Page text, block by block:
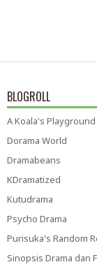
BLOGROLL
A Koala's Playground
Dorama World
Dramabeans
KDramatized
Kutudrama
Psycho Drama
Purisuka's Random
Sinopsis Drama dan